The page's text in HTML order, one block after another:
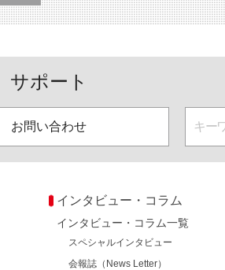
サポート
お問い合わせ
インタビュー・コラム
インタビュー・コラム一覧
スペシャルインタビュー
会報誌（News Letter）